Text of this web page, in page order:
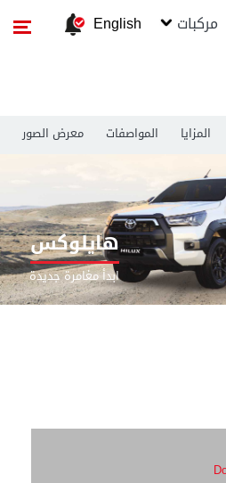
مركبات English
المزايا المواصفات معرض الصور
هايلوكس
ابدأ مغامرة جديدة